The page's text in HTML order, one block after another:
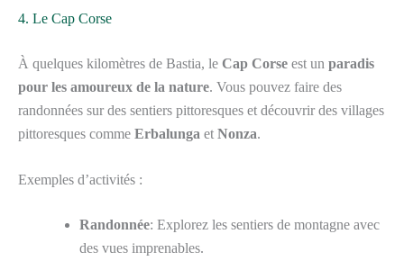
4. Le Cap Corse
À quelques kilomètres de Bastia, le Cap Corse est un paradis
pour les amoureux de la nature. Vous pouvez faire des
randonnées sur des sentiers pittoresques et découvrir des villages
pittoresques comme Erbalunga et Nonza.
Exemples d’activités :
Randonnée: Explorez les sentiers de montagne avec
des vues imprenables.